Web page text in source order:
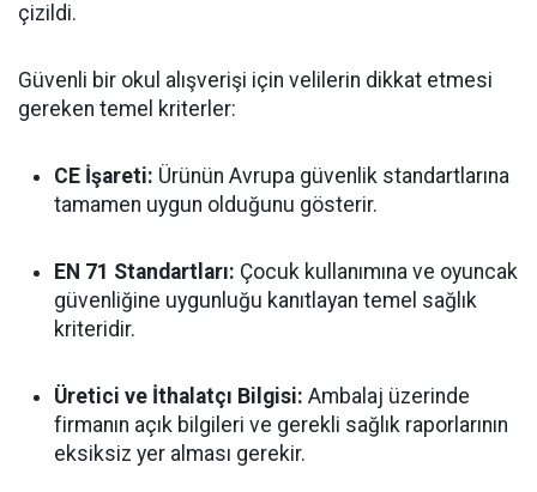
çizildi.
Güvenli bir okul alışverişi için velilerin dikkat etmesi
gereken temel kriterler:
CE İşareti: Ürünün Avrupa güvenlik standartlarına
tamamen uygun olduğunu gösterir.
EN 71 Standartları: Çocuk kullanımına ve oyuncak
güvenliğine uygunluğu kanıtlayan temel sağlık
kriteridir.
Üretici ve İthalatçı Bilgisi: Ambalaj üzerinde
firmanın açık bilgileri ve gerekli sağlık raporlarının
eksiksiz yer alması gerekir.